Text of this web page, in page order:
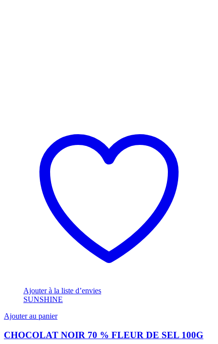
Ajouter à la liste d’envies
SUNSHINE
Ajouter au panier
CHOCOLAT NOIR 70 % FLEUR DE SEL 100G